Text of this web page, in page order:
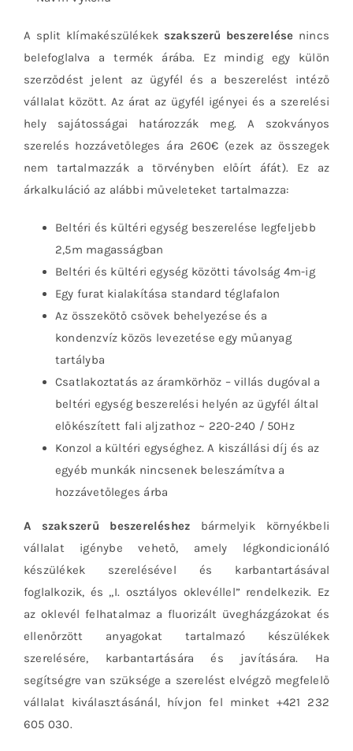
A split klímakészülékek szakszerű beszerelése nincs
belefoglalva a termék árába. Ez mindig egy külön
szerződést jelent az ügyfél és a beszerelést intéző
vállalat között. Az árat az ügyfél igényei és a szerelési
hely sajátosságai határozzák meg. A szokványos
szerelés hozzávetőleges ára 260€ (ezek az összegek
nem tartalmazzák a törvényben előírt áfát). Ez az
árkalkuláció az alábbi műveleteket tartalmazza:
Beltéri és kültéri egység beszerelése legfeljebb
2,5m magasságban
Beltéri és kültéri egység közötti távolság 4m-ig
Egy furat kialakítása standard téglafalon
Az összekötő csövek behelyezése és a
kondenzvíz közös levezetése egy műanyag
tartályba
Csatlakoztatás az áramkörhöz – villás dugóval a
beltéri egység beszerelési helyén az ügyfél által
előkészített fali aljzathoz ~ 220-240 / 50Hz
Konzol a kültéri egységhez. A kiszállási díj és az
egyéb munkák nincsenek beleszámítva a
hozzávetőleges árba
A szakszerű beszereléshez bármelyik környékbeli
vállalat igénybe vehető, amely légkondicionáló
készülékek szerelésével és karbantartásával
foglalkozik, és „I. osztályos oklevéllel” rendelkezik. Ez
az oklevél felhatalmaz a fluorizált üvegházgázokat és
ellenőrzött anyagokat tartalmazó készülékek
szerelésére, karbantartására és javítására. Ha
segítségre van szüksége a szerelést elvégző megfelelő
vállalat kiválasztásánál, hívjon fel minket +421 232
605 030.